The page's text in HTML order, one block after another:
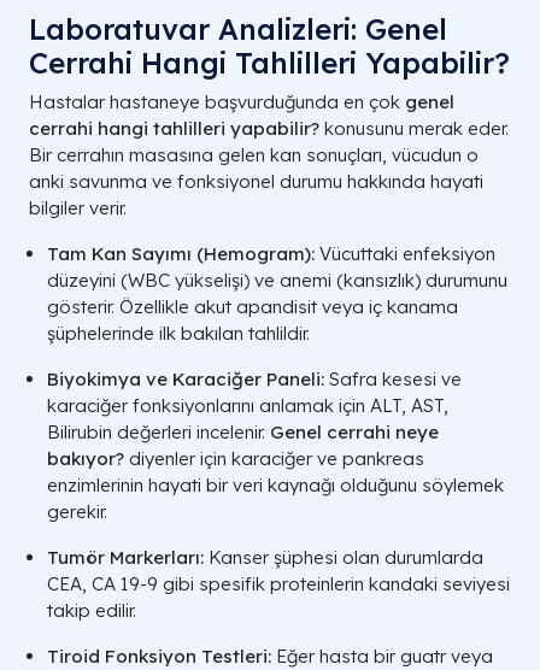
Safra Sistemi Safra Kesesi Taşı, Kanal Tıkanıklığı.
Karın Duvarı Kasık Fıtığı, Göbek Fıtığı.
Yumuşak Doku Kıl Dönmesi, Yağ Bezesi, Tırnak Batması.
Laboratuvar Analizleri: Genel
Cerrahi Hangi Tahlilleri Yapabilir?
Hastalar hastaneye başvurduğunda en çok genel
cerrahi hangi tahlilleri yapabilir? konusunu merak eder.
Bir cerrahın masasına gelen kan sonuçları, vücudun o
anki savunma ve fonksiyonel durumu hakkında hayati
bilgiler verir.
Tam Kan Sayımı (Hemogram): Vücuttaki enfeksiyon
düzeyini (WBC yükselişi) ve anemi (kansızlık) durumunu
gösterir. Özellikle akut apandisit veya iç kanama
şüphelerinde ilk bakılan tahlildir.
Biyokimya ve Karaciğer Paneli: Safra kesesi ve
karaciğer fonksiyonlarını anlamak için ALT, AST,
Bilirubin değerleri incelenir. Genel cerrahi neye
bakıyor? diyenler için karaciğer ve pankreas
enzimlerinin hayati bir veri kaynağı olduğunu söylemek
gerekir.
Tumör Markerları: Kanser şüphesi olan durumlarda
CEA, CA 19-9 gibi spesifik proteinlerin kandaki seviyesi
takip edilir.
Tiroid Fonksiyon Testleri: Eğer hasta bir guatr veya